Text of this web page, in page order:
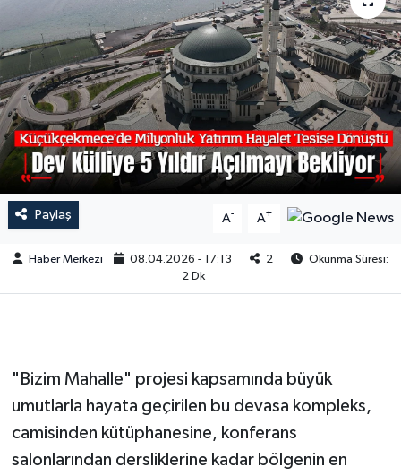
Paylaş A- A+
Haber Merkezi 08.04.2026 - 17:13 2
Okunma Süresi:
2 Dk
"Bizim Mahalle" projesi kapsamında büyük
umutlarla hayata geçirilen bu devasa kompleks,
camisinden kütüphanesine, konferans
salonlarından dersliklerine kadar bölgenin en